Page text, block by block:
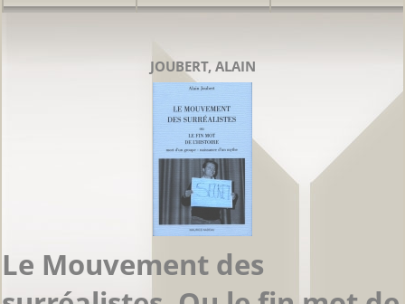
JOUBERT, ALAIN
Le Mouvement des